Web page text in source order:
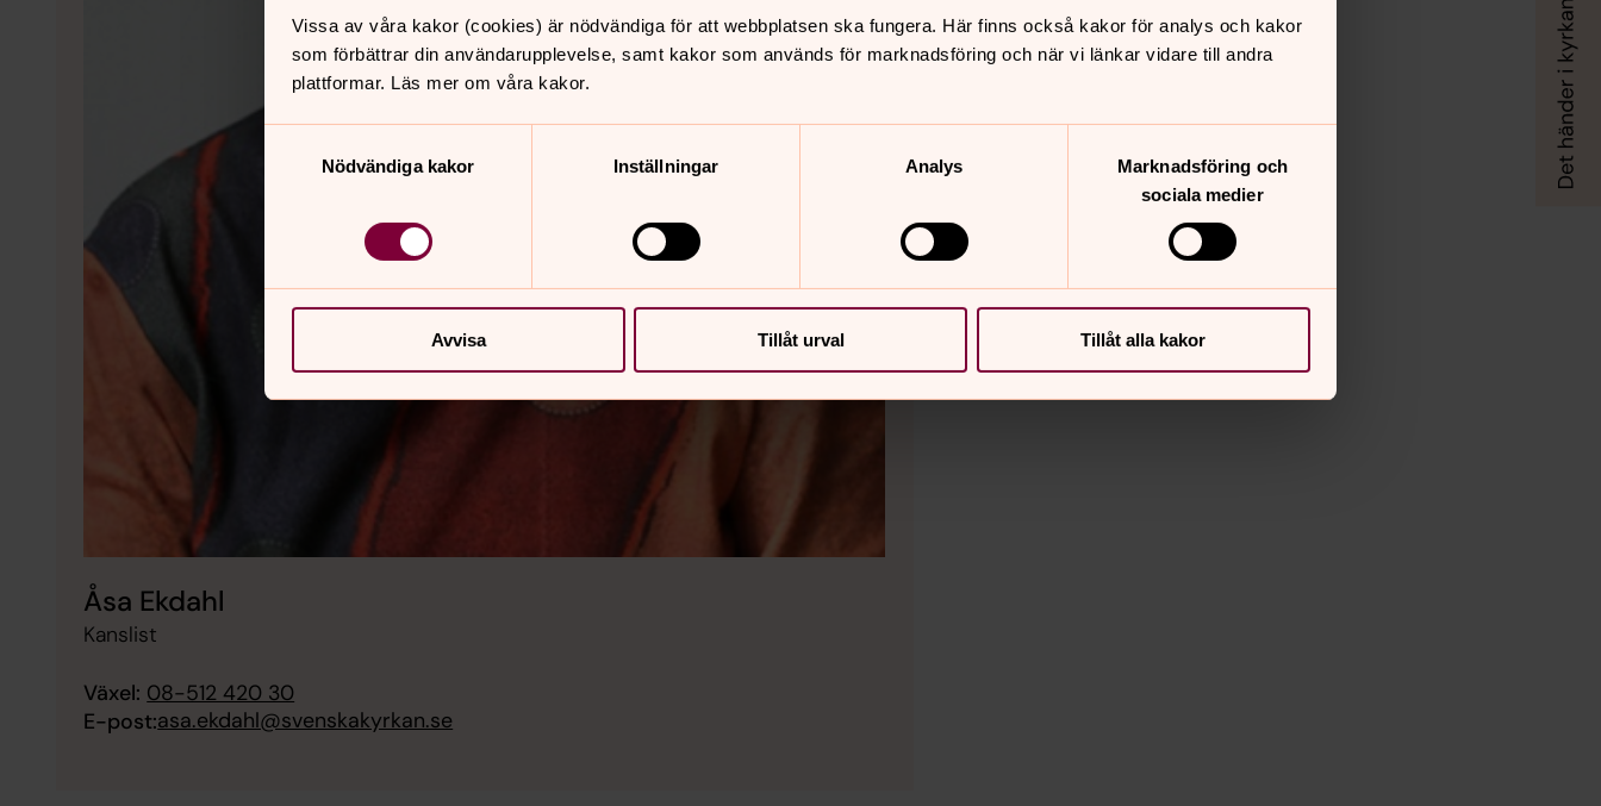
Vissa av våra kakor (cookies) är nödvändiga för att webbplatsen ska fungera. Här finns också kakor för analys och kakor
som förbättrar din användarupplevelse, samt kakor som används för marknadsföring och när vi länkar vidare till andra
plattformar. Läs mer om våra kakor.
Nödvändiga kakor
Inställningar Analys
Marknadsföring och
sociala medier
Avvisa Tillåt urval Tillåt alla kakor
Åsa Ekdahl
Kanslist
Växel: 08-512 420 30
E-post:asa.ekdahl@svenskakyrkan.se